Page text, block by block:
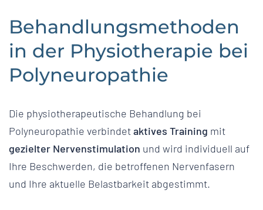
Behandlungsmethoden
in der Physiotherapie bei
Polyneuropathie
Die physiotherapeutische Behandlung bei
Polyneuropathie verbindetaktives Training mit
gezielter Nervenstimulation und wird individuell auf
Ihre Beschwerden, die betroffenen Nervenfasern
und Ihre aktuelle Belastbarkeit abgestimmt.